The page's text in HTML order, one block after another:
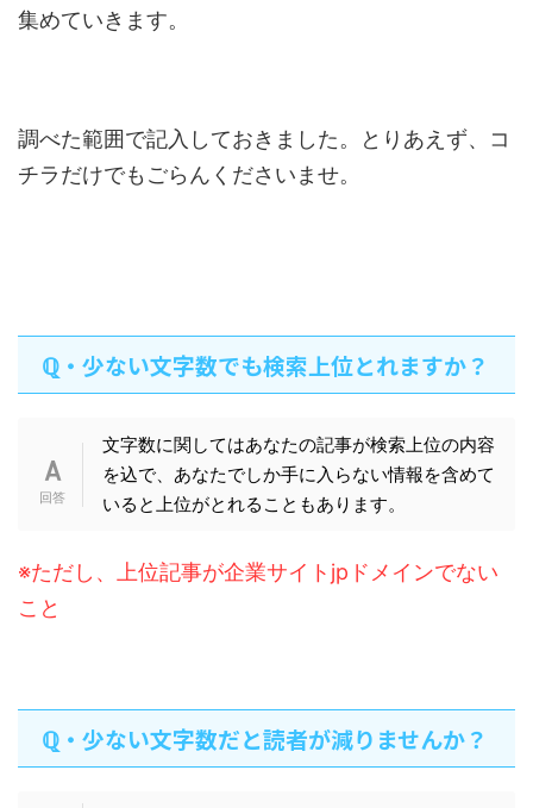
集めていきます。
調べた範囲で記入しておきました。とりあえず、コ
チラだけでもごらんくださいませ。
ℚ・少ない文字数でも検索上位とれますか？
文字数に関してはあなたの記事が検索上位の内容
を込で、あなたでしか手に入らない情報を含めて
いると上位がとれることもあります。
※ただし、上位記事が企業サイトjpドメインでない
こと
ℚ・少ない文字数だと読者が減りませんか？